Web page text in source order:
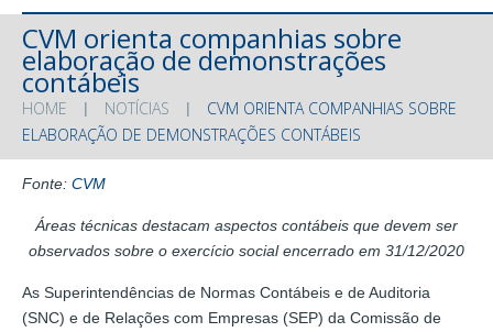
CVM orienta companhias sobre
elaboração de demonstrações
contábeis
HOME NOTÍCIAS
CVM ORIENTA COMPANHIAS SOBRE
ELABORAÇÃO DE DEMONSTRAÇÕES CONTÁBEIS
Fonte: CVM
Áreas técnicas destacam aspectos contábeis que devem ser
observados sobre o exercício social encerrado em 31/12/2020
As Superintendências de Normas Contábeis e de Auditoria
(SNC) e de Relações com Empresas (SEP) da Comissão de